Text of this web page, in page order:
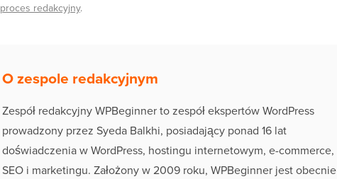
proces redakcyjny.
O zespole redakcyjnym
Zespół redakcyjny WPBeginner to zespół ekspertów WordPress
prowadzony przez Syeda Balkhi, posiadający ponad 16 lat
doświadczenia w WordPress, hostingu internetowym, e-commerce,
SEO i marketingu. Założony w 2009 roku, WPBeginner jest obecnie